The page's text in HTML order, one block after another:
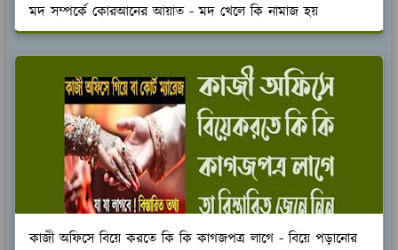
মদ সম্পর্কে কোরআনের আয়াত - মদ খেলে কি নামাজ হয়
কাজী অফিসে বিয়ে করতে কি কি কাগজপত্র লাগে - বিয়ে পড়ানোর